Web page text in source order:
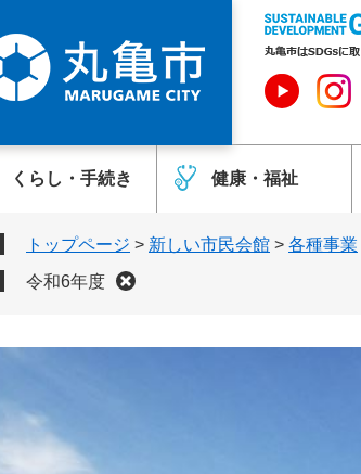
くらし・手続き 健康・福祉
トップページ > 新しい市民会館 > 各種事業
令和6年度